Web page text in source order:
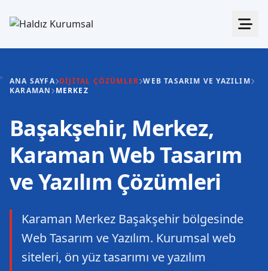
ANA SAYFA DIJITAL ÇÖZÜMLER WEB TASARIM VE YAZILIM
KARAMAN
MERKEZ
Başakşehir, Merkez,
Karaman Web Tasarım
ve Yazılım Çözümleri
Karaman Merkez Başakşehir bölgesinde
Web Tasarım ve Yazılım. Kurumsal web
siteleri, ön yüz tasarımı ve yazılım